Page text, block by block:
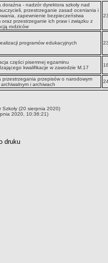
doraźna - nadzór dyrektora szkoły nad
przestrzeganie zasad oceniania i
zapewnienie bezpieczeństwa
oraz przestrzeganie ich praw i związku z
rodziców
programów edukacyjnych
części pisemnej egzaminu
kwalifikacje w zawodzie M.17
przestrzegania przepisów o narodowym
i archiwach
Szkoły (20 sierpnia 2020)
2020, 10:36:21)